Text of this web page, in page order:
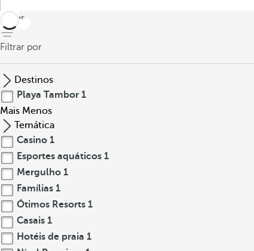
voltar
Filtrar por
Destinos
Playa Tambor 1
Mais Menos
Temática
Casino 1
Esportes aquáticos 1
Mergulho 1
Famílias 1
Ótimos Resorts 1
Casais 1
Hotéis de praia 1